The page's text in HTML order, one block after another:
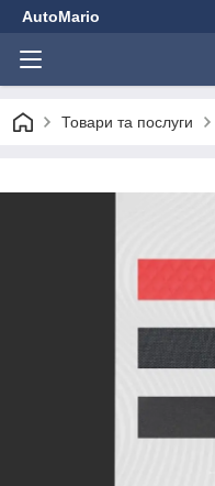
AutoMario
Товари та послуги